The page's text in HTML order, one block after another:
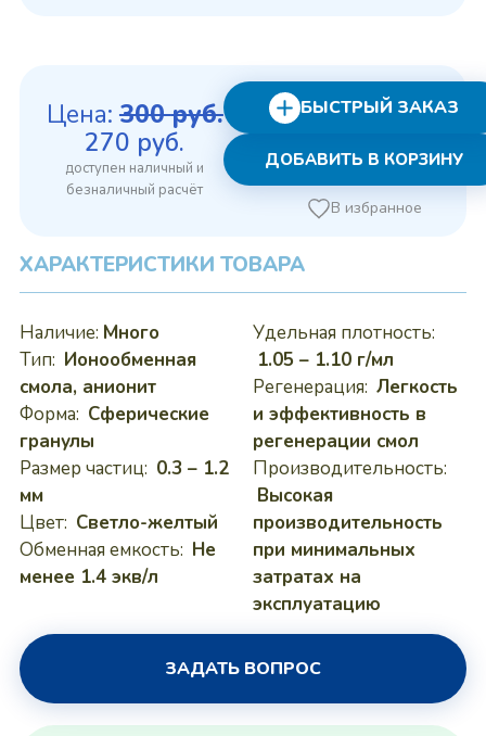
Цена: 300руб.
Первоначальная
цена
составляла
270 руб. Текущая
цена:
270 руб..
ДОБАВИТЬ В КОРЗИНУ
БЫСТРЫЙ ЗАКАЗ
В избранное
ХАРАКТЕРИСТИКИ ТОВАРА
Наличие: Много
Тип: Ионообменная
смола, анионит
Форма: Сферические
гранулы
Размер частиц: 0.3 – 1.2
мм
Цвет: Светло-желтый
Обменная емкость: Не
менее 1.4 экв/л
Удельная плотность:
1.05 – 1.10 г/мл
Регенерация: Легкость
и эффективность в
регенерации смол
Производительность:
Высокая
производительность
при минимальных
затратах на
эксплуатацию
ЗАДАТЬ ВОПРОС